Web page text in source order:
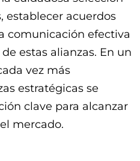
establecer acuerdos
comunicación efectiva
estas alianzas. En un
vez más
estratégicas se
clave para alcanzar
mercado.